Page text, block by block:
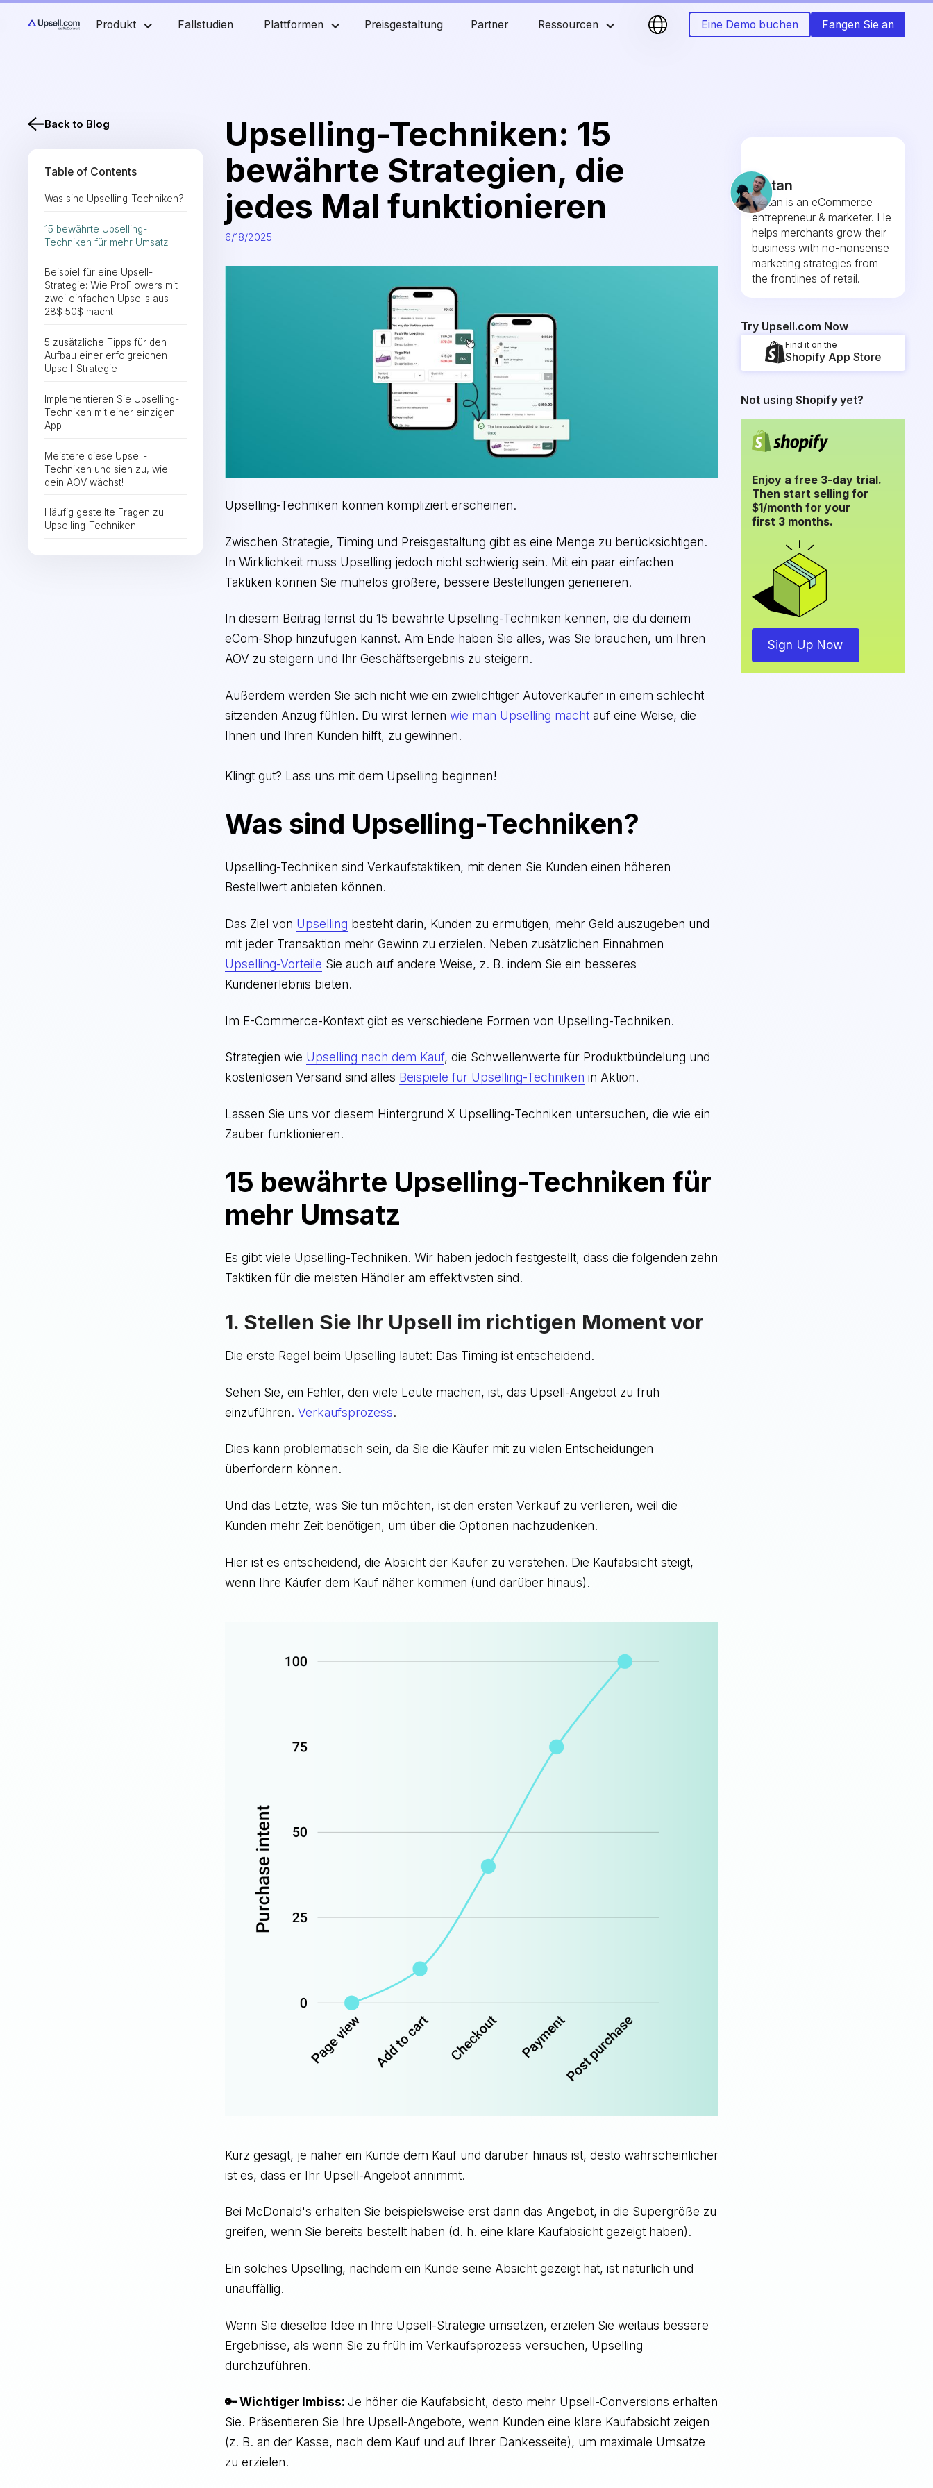
Produkt Fallstudien Plattformen Preisgestaltung Partner Ressourcen Eine Demo buchen Fangen Sie an
Back to Blog
Table of Contents
Was sind Upselling-Techniken?
15 bewährte Upselling-
Techniken für mehr Umsatz
Beispiel für eine Upsell-
Strategie: Wie ProFlowers mit
zwei einfachen Upsells aus
28$ 50$ macht
5 zusätzliche Tipps für den
Aufbau einer erfolgreichen
Upsell-Strategie
Implementieren Sie Upselling-
Techniken mit einer einzigen
App
Meistere diese Upsell-
Techniken und sieh zu, wie
dein AOV wächst!
Häufig gestellte Fragen zu
Upselling-Techniken
Upselling-Techniken: 15
bewährte Strategien, die
jedes Mal funktionieren
6/18/2025
Upselling-Techniken können kompliziert erscheinen.
Zwischen Strategie, Timing und Preisgestaltung gibt es eine Menge zu berücksichtigen.
In Wirklichkeit muss Upselling jedoch nicht schwierig sein. Mit ein paar einfachen
Taktiken können Sie mühelos größere, bessere Bestellungen generieren.
In diesem Beitrag lernst du 15 bewährte Upselling-Techniken kennen, die du deinem
eCom-Shop hinzufügen kannst. Am Ende haben Sie alles, was Sie brauchen, um Ihren
AOV zu steigern und Ihr Geschäftsergebnis zu steigern.
Außerdem werden Sie sich nicht wie ein zwielichtiger Autoverkäufer in einem schlecht
sitzenden Anzug fühlen. Du wirst lernenwie man Upselling macht auf eine Weise, die
Ihnen und Ihren Kunden hilft, zu gewinnen.
Klingt gut? Lass uns mit dem Upselling beginnen!
Was sind Upselling-Techniken?
Upselling-Techniken sind Verkaufstaktiken, mit denen Sie Kunden einen höheren
Bestellwert anbieten können.
Das Ziel von Upselling besteht darin, Kunden zu ermutigen, mehr Geld auszugeben und
mit jeder Transaktion mehr Gewinn zu erzielen. Neben zusätzlichen Einnahmen
Upselling-Vorteile Sie auch auf andere Weise, z. B. indem Sie ein besseres
Kundenerlebnis bieten.
Im E-Commerce-Kontext gibt es verschiedene Formen von Upselling-Techniken.
Strategien wie Upselling nach dem Kauf, die Schwellenwerte für Produktbündelung und
kostenlosen Versand sind alles Beispiele für Upselling-Techniken in Aktion.
Lassen Sie uns vor diesem Hintergrund X Upselling-Techniken untersuchen, die wie ein
Zauber funktionieren.
15 bewährte Upselling-Techniken für
mehr Umsatz
Es gibt viele Upselling-Techniken. Wir haben jedoch festgestellt, dass die folgenden zehn
Taktiken für die meisten Händler am effektivsten sind.
1. Stellen Sie Ihr Upsell im richtigen Moment vor
Die erste Regel beim Upselling lautet: Das Timing ist entscheidend.
Sehen Sie, ein Fehler, den viele Leute machen, ist, das Upsell-Angebot zu früh
einzuführen.Verkaufsprozess.
Dies kann problematisch sein, da Sie die Käufer mit zu vielen Entscheidungen
überfordern können.
Und das Letzte, was Sie tun möchten, ist den ersten Verkauf zu verlieren, weil die
Kunden mehr Zeit benötigen, um über die Optionen nachzudenken.
Hier ist es entscheidend, die Absicht der Käufer zu verstehen. Die Kaufabsicht steigt,
wenn Ihre Käufer dem Kauf näher kommen (und darüber hinaus).
Kurz gesagt, je näher ein Kunde dem Kauf und darüber hinaus ist, desto wahrscheinlicher
ist es, dass er Ihr Upsell-Angebot annimmt.
Bei McDonald's erhalten Sie beispielsweise erst dann das Angebot, in die Supergröße zu
greifen, wenn Sie bereits bestellt haben (d. h. eine klare Kaufabsicht gezeigt haben).
Ein solches Upselling, nachdem ein Kunde seine Absicht gezeigt hat, ist natürlich und
unauffällig.
Wenn Sie dieselbe Idee in Ihre Upsell-Strategie umsetzen, erzielen Sie weitaus bessere
Ergebnisse, als wenn Sie zu früh im Verkaufsprozess versuchen, Upselling
durchzuführen.
🔑 Wichtiger Imbiss:Je höher die Kaufabsicht, desto mehr Upsell-Conversions erhalten
Sie. Präsentieren Sie Ihre Upsell-Angebote, wenn Kunden eine klare Kaufabsicht zeigen
(z. B. an der Kasse, nach dem Kauf und auf Ihrer Dankesseite), um maximale Umsätze
zu erzielen.
Fintan
Fintan is an eCommerce
entrepreneur & marketer. He
helps merchants grow their
business with no-nonsense
marketing strategies from
the frontlines of retail.
Try Upsell.com Now
Find it on the
Shopify App Store
Not using Shopify yet?
Enjoy a free 3-day trial.
Then start selling for
$1/month for your
first 3 months.
Sign Up Now